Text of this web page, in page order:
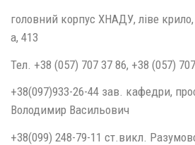
головний корпус ХНАДУ, ліве
а, 413
Тел. +38 (057) 707 37 86, +38 (057)
+38(097)933-26-44 зав. кафедри,
Володимир Васильович
+38(099) 248-79-11 ст.викл.